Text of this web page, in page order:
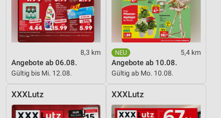
8,3 km
Angebote ab 06.08.
Gültig bis Mi. 12.08.
5,4 km
Angebote ab 10.08.
Gültig ab Mo. 10.08.
XXXLutz XXXLutz
IAB-Besonderheiten:
Verwendung genauer Standortdaten
Geräte anhand von aktiv angeforderten
Informationen identifizieren
Nicht-IAB-Verarbeitungszwecke:
Notwendig
Performance